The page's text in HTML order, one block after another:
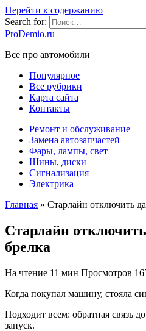
Перейти к содержанию
Search for:
ProDemio.ru
Все про автомобили
Популярное
Все рубрики
Карта сайта
Контакты
Ремонт и обслуживание
Замена автозапчастей
Фары, лампы, свет
Шины, диски
Сигнализация
Электрика
Главная » Старлайн отключить
Старлайн
брелка
На чтение 11 мин Просмотров
Когда покупал машину, стояла
Подходит всем: обратная связь
запуск.